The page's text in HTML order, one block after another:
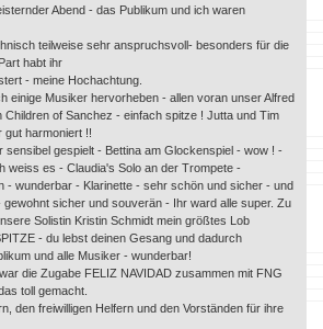
Abend - das Publikum und ich waren
teilweise sehr anspruchsvoll- besonders für die
habt ihr
- meine Hochachtung.
einige Musiker hervorheben - allen voran unser Alfred
Children of Sanchez - einfach spitze ! Jutta und Tim
gut harmoniert !!
sensibel gespielt - Bettina am Glockenspiel - wow ! -
weiss es - Claudia's Solo an der Trompete -
- wunderbar - Klarinette - sehr schön und sicher - und
sicher und souverän - Ihr ward alle super. Zu
Solistin Kristin Schmidt mein größtes Lob
- du lebst deinen Gesang und dadurch
und alle Musiker - wunderbar!
die Zugabe FELIZ NAVIDAD zusammen mit FNG
toll gemacht.
den freiwilligen Helfern und den Vorständen für ihre